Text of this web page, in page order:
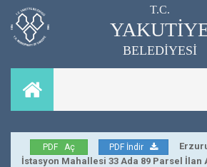
T.C.
BELEDİYESİ
PDF Aç PDF İndir
İstasyon Mahallesi 33 Ada 89 Parsel İlan